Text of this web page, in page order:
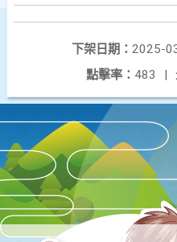
下架日期： 2025-
點擊率： 483 |